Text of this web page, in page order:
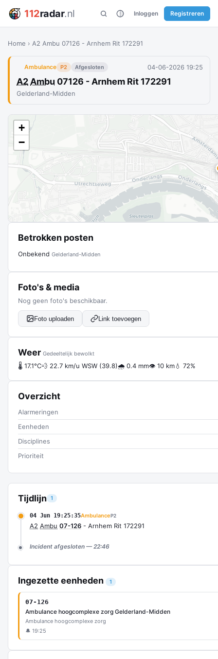
112radar.nl Inloggen Registreren
Home › A2 Ambu 07126 - Arnhem Rit 172291
Ambulance P2 Afgesloten 04-06-2026 19:25
A2 Ambu 07126 - Arnhem Rit 172291
Gelderland-Midden
Tijdlijn 1
04 Jun 19:25:35AmbulanceP2
A2 Ambu 07-126 - Arnhem Rit 172291
Incident afgesloten — 22:46
Ingezette eenheden 1
07-126
Ambulance hoogcomplexe zorg Gelderland-Midden
Ambulance hoogcomplexe zorg
🔔 19:25
+
−
Betrokken posten
Onbekend Gelderland-Midden
Foto's & media
Nog geen foto's beschikbaar.
Foto uploaden Link toevoegen
Weer Gedeeltelijk bewolkt
🌡 17.1°C💨 22.7 km/u WSW (39.8)🌧 0.4 mm👁 10 km💧 72%
Overzicht
Alarmeringen
Eenheden
Disciplines
Prioriteit